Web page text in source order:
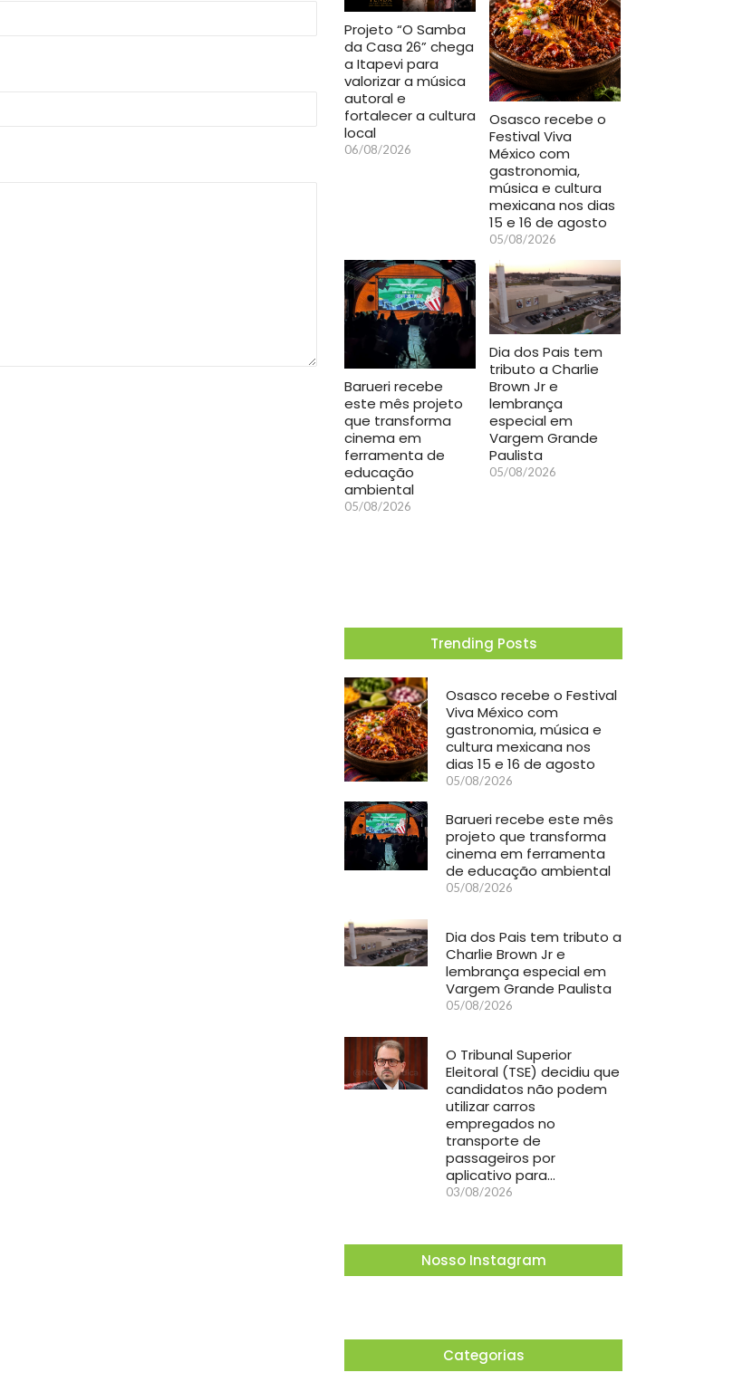
Projeto “O Samba
da Casa 26” chega
a Itapevi para
valorizar a música
autoral e
fortalecer a cultura
local
06/08/2026
Osasco recebe o
Festival Viva
México com
gastronomia,
música e cultura
mexicana nos dias
15 e 16 de agosto
05/08/2026
Barueri recebe
este mês projeto
que transforma
cinema em
ferramenta de
educação
ambiental
05/08/2026
Dia dos Pais tem
tributo a Charlie
Brown Jr e
lembrança
especial em
Vargem Grande
Paulista
05/08/2026
Trending Posts
Osasco recebe o Festival
Viva México com
gastronomia, música e
cultura mexicana nos
dias 15 e 16 de agosto
05/08/2026
Barueri recebe este mês
projeto que transforma
cinema em ferramenta
de educação ambiental
05/08/2026
Dia dos Pais tem tributo a
Charlie Brown Jr e
lembrança especial em
Vargem Grande Paulista
05/08/2026
O Tribunal Superior
Eleitoral (TSE) decidiu que
candidatos não podem
utilizar carros
empregados no
transporte de
passageiros por
aplicativo para…
03/08/2026
Nosso Instagram
Categorias